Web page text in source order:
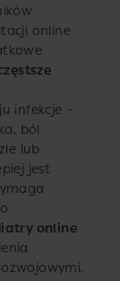
online
infekcje –
ból
lub
jest
online